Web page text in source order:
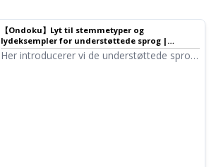
【Ondoku】Lyt til stemmetyper og
lydeksempler for understøttede sprog |
Tekstoplæsningssoftware Ondoku
Her introducerer vi de understøttede sprog